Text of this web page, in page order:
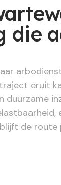
die
eruit
duurzame
de route